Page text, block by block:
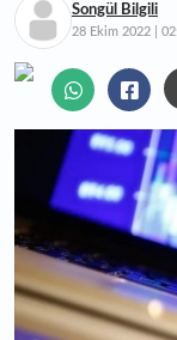
Songül Bilgili
28 Ekim 2022 |